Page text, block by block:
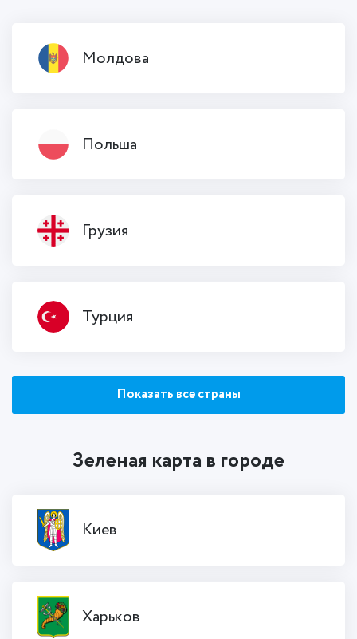
Молдова
Польша
Грузия
Турция
Показать все страны
Зеленая карта в городе
Киев
Харьков